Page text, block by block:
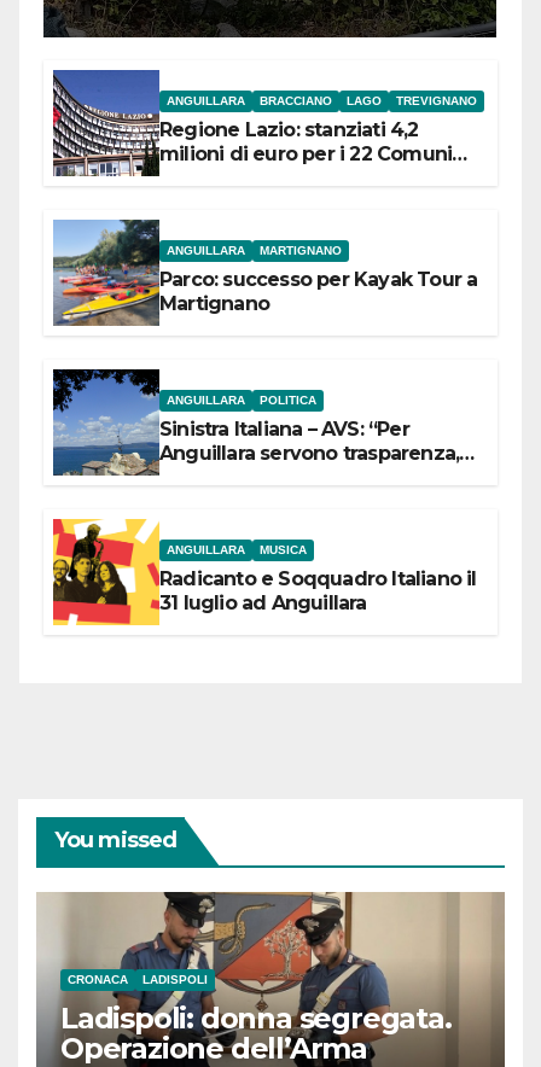
ANGUILLARA BRACCIANO LAGO TREVIGNANO
Regione Lazio: stanziati 4,2
milioni di euro per i 22 Comuni
ANGUILLARA MARTIGNANO
Parco: successo per Kayak Tour a
Martignano
ANGUILLARA POLITICA
Sinistra Italiana – AVS: “Per
Anguillara servono trasparenza,
ANGUILLARA MUSICA
Radicanto e Soqquadro Italiano il
31 luglio ad Anguillara
You missed
CRONACA LADISPOLI
Ladispoli: donna segregata.
Operazione dell’Arma